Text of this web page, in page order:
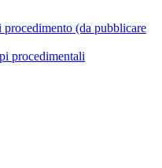
(da pubblicare
procedimentali